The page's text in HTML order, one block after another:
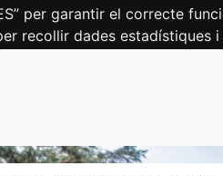
per garantir el correcte
recollir dades estadístiques